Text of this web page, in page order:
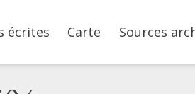
écrites Carte Sources